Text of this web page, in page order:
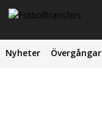
Nyheter Övergångar